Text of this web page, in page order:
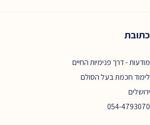
כתובת
מודעות - דרך פנימיות החיים
לימוד חכמת בעל הסולם
ירושלים
054-4793070